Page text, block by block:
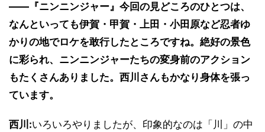
――『ニンニンジャー』今回の見どころのひとつは、
なんといっても伊賀・甲賀・上田・小田原など忍者ゆ
かりの地でロケを敢行したところですね。絶好の景色
に彩られ、ニンニンジャーたちの変身前のアクション
もたくさんありました。西川さんもかなり身体を張っ
ています。
西川:いろいろやりましたが、印象的なのは「川」の中